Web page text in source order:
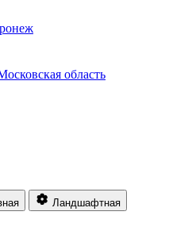
область
Ландшафтная